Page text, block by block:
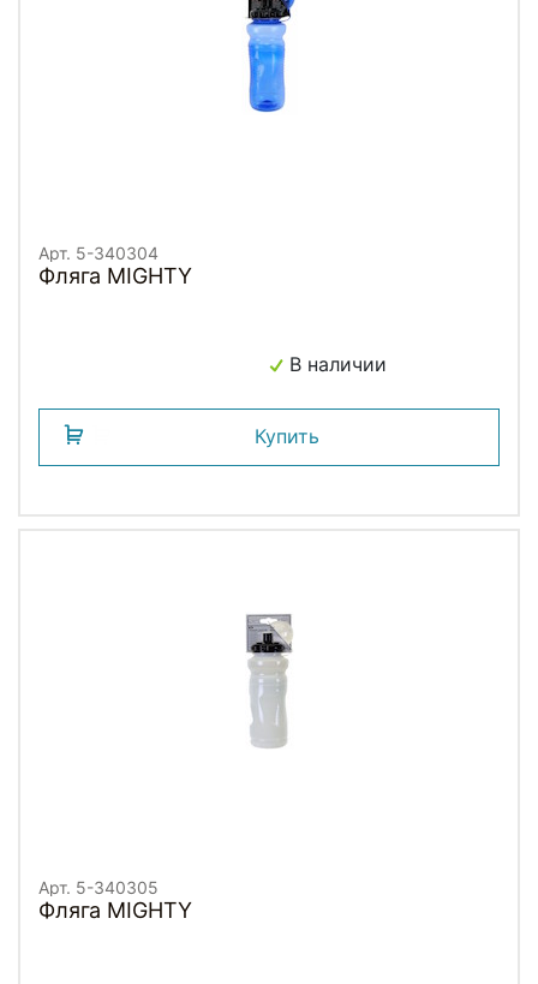
Арт. 5-340304
Фляга MIGHTY
В наличии
Купить
Арт. 5-340305
Фляга MIGHTY